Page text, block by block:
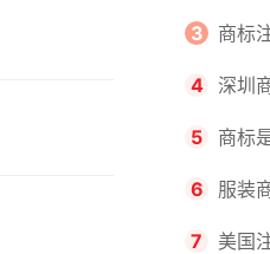
区别？
3 商标
查询的方
4 深圳
要求？
5 商标
有哪些步
6 服装
标流程有
7 美国